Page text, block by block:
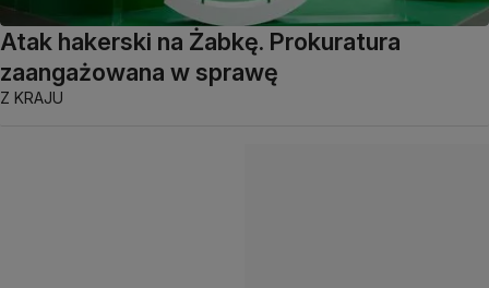
Atak hakerski na Żabkę. Prokuratura
zaangażowana w sprawę
Z KRAJU